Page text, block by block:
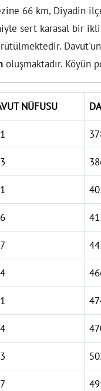
66 km, Diyadin
sert karasal bir
oluşmaktadır. Köyün
NÜFUSU